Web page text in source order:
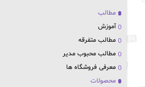
مطالب
آموزش
مطالب متفرقه
مطالب محبوب مدیر
معرفی فروشگاه ها
محصولات